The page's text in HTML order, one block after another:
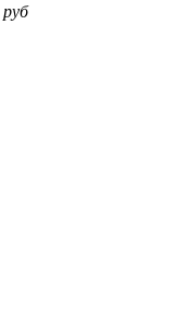
руб